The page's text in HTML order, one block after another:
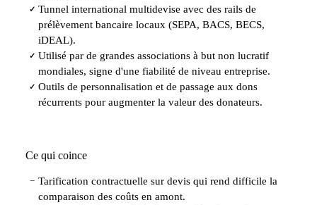
✓ Tunnel international multidevise avec des rails de
prélèvement bancaire locaux (SEPA, BACS, BECS,
iDEAL).
✓ Utilisé par de grandes associations à but non lucratif
mondiales, signe d'une fiabilité de niveau entreprise.
✓ Outils de personnalisation et de passage aux dons
récurrents pour augmenter la valeur des donateurs.
Ce qui coince
− Tarification contractuelle sur devis qui rend difficile la
comparaison des coûts en amont.